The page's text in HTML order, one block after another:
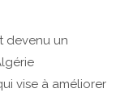
devenu un
vise à améliorer